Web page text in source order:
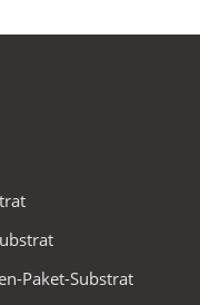
Paket-Substrat